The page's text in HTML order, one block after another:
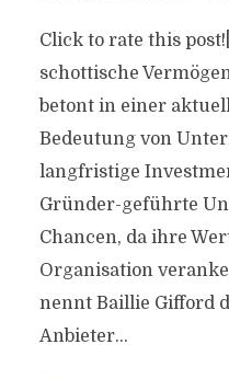
Click to rate this
schottische
betont in einer
Bedeutung von
langfristige
Gründer-geführte
Chancen, da ihre
Organisation
nennt Baillie Gifford
Anbieter...